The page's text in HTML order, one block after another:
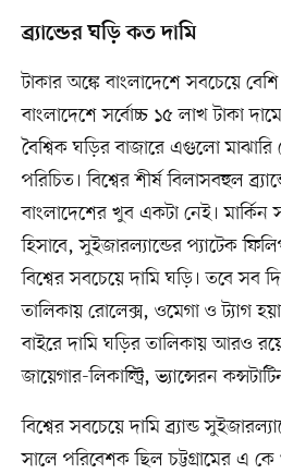
ব্র্যান্ডের ঘড়ি কত দামি
টাকার অঙ্কে বাংলাদেশে সবচেয়ে
বাংলাদেশে সর্বোচ্চ ১৫ লাখ টাকা
বৈশ্বিক ঘড়ির বাজারে এগুলো মাঝারি
পরিচিত। বিশ্বের শীর্ষ বিলাসবহুল
বাংলাদেশের খুব একটা নেই।
হিসাবে, সুইজারল্যান্ডের প্যাটেক
বিশ্বের সবচেয়ে দামি ঘড়ি। তবে সব
তালিকায় রোলেক্স, ওমেগা ও ট্যাগ
বাইরে দামি ঘড়ির তালিকায় আরও
জায়েগার-লিকাল্ট্রি, ভ্যান্সেরন
বিশ্বের সবচেয়ে দামি ব্র্যান্ড
সালে পরিবেশক ছিল চট্টগ্রামের এ কে